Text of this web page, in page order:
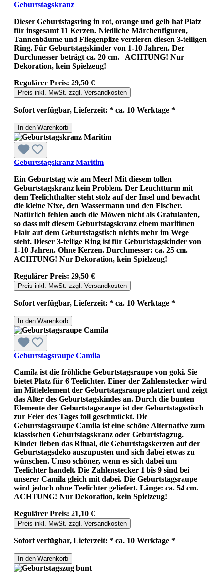
Geburtstagskranz
Dieser Geburtstagsring in rot, orange und gelb hat Platz
für insgesamt 11 Kerzen. Niedliche Märchenfiguren,
Tannenbäume und Fliegenpilze verzieren diesen 3-teiligen
Ring. Für Geburtstagskinder von 1-10 Jahren. Der
Durchmesser beträgt ca. 20 cm. ACHTUNG! Nur
Dekoration, kein Spielzeug!
Regulärer Preis: 29,50 €
Preis inkl. MwSt. zzgl. Versandkosten
Sofort verfügbar, Lieferzeit: * ca. 10 Werktage *
In den Warenkorb
Geburtstagskranz Maritim
Ein Geburtstag wie am Meer! Mit diesem tollen
Geburtstagskranz kein Problem. Der Leuchtturm mit
dem Teelichthalter steht stolz auf der Insel und bewacht
die kleine Nixe, den Wassermann und den Fischer.
Natürlich fehlen auch die Möwen nicht als Gratulanten,
so dass mit diesem Geburtstagskranz einem maritimen
Flair auf dem Geburtstagstisch nichts mehr im Wege
steht. Dieser 3-teilige Ring ist für Geburtstagskinder von
1-10 Jahren. Ohne Kerzen. Durchmesser: ca. 25 cm.
ACHTUNG! Nur Dekoration, kein Spielzeug!
Regulärer Preis: 29,50 €
Preis inkl. MwSt. zzgl. Versandkosten
Sofort verfügbar, Lieferzeit: * ca. 10 Werktage *
In den Warenkorb
Geburtstagsraupe Camila
Camila ist die fröhliche Geburtstagsraupe von goki. Sie
bietet Platz für 6 Teelichter. Einer der Zahlenstecker wird
im Mittelelement der Geburtstagsraupe platziert und zeigt
das Alter des Geburtstagskindes an. Durch die bunten
Elemente der Geburtstagsraupe ist der Geburtstagsstisch
zur Feier des Tages toll geschmückt. Die
Geburtstagsraupe Camila ist eine schöne Alternative zum
klassischen Geburtstagskranz oder Geburtstagzug.
Kinder lieben das Ritual, die Geburtstagskerzen auf der
Geburtstagsdeko auszupusten und sich dabei etwas zu
wünschen. Umso schöner, wenn es sich dabei um
Teelichter handelt. Die Zahlenstecker 1 bis 9 sind bei
unserer Camila gleich mit dabei. Die Geburtstagsraupe
wird jedoch ohne Teelichter geliefert. Länge: ca. 54 cm.
ACHTUNG! Nur Dekoration, kein Spielzeug!
Regulärer Preis: 21,10 €
Preis inkl. MwSt. zzgl. Versandkosten
Sofort verfügbar, Lieferzeit: * ca. 10 Werktage *
In den Warenkorb